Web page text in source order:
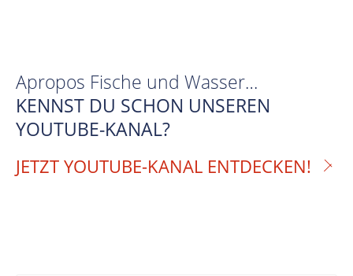
Apropos Fische und Wasser…
KENNST DU SCHON UNSEREN
YOUTUBE-KANAL?
JETZT YOUTUBE-KANAL ENTDECKEN!